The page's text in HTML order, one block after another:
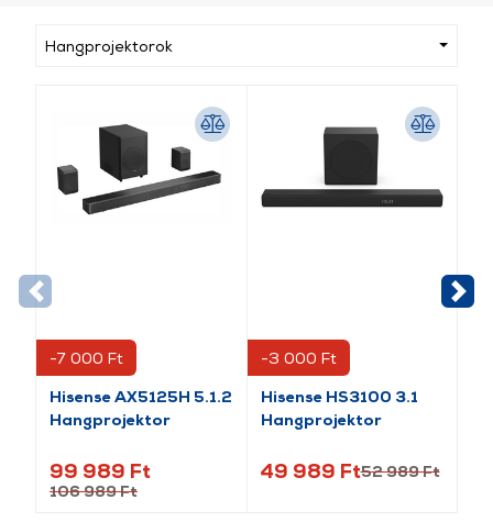
Hangprojektorok
-7 000 Ft
Hisense AX5125H 5.1.2
Hangprojektor
99 989 Ft
106 989 Ft
-3 000 Ft
Hisense HS3100 3.1
Hangprojektor
49 989 Ft52 989 Ft